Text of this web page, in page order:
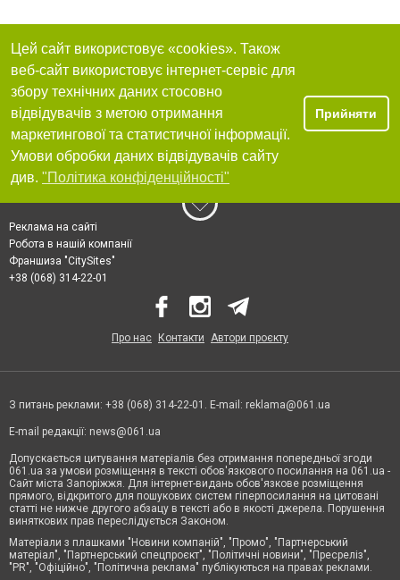
Цей сайт використовує «cookies». Також
веб-сайт використовує інтернет-сервіс для
збору технічних даних стосовно
відвідувачів з метою отримання
маркетингової та статистичної інформації.
Умови обробки даних відвідувачів сайту
див. "Політика конфіденційності"
Прийняти
Реклама на сайті
Робота в нашій компанії
Франшиза "CitySites"
+38 (068) 314-22-01
Про нас Контакти Автори проєкту
З питань реклами: +38 (068) 314-22-01. E-mail: reklama@061.ua
E-mail редакції: news@061.ua
Допускається цитування матеріалів без отримання попередньої згоди
061.ua за умови розміщення в тексті обов'язкового посилання на 061.ua -
Сайт міста Запоріжжя. Для інтернет-видань обов'язкове розміщення
прямого, відкритого для пошукових систем гіперпосилання на цитовані
статті не нижче другого абзацу в тексті або в якості джерела. Порушення
виняткових прав переслідується Законом.
Матеріали з плашками "Новини компаній", "Промо", "Партнерський
матеріал", "Партнерський спецпроєкт", "Політичні новини", "Пресреліз",
"PR", "Офіційно", "Політична реклама" публікуються на правах реклами.